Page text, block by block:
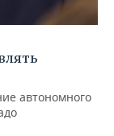
автономного